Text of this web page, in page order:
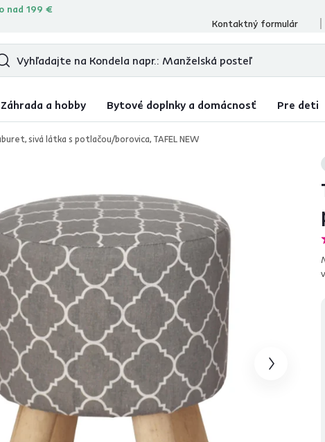
nad 199 €produktových recenzií
Kontaktný formulár
Záhrada a hobby Bytové doplnky a domácnosť Pre deti
sivá látka s potlačou/borovica, TAFEL NEW